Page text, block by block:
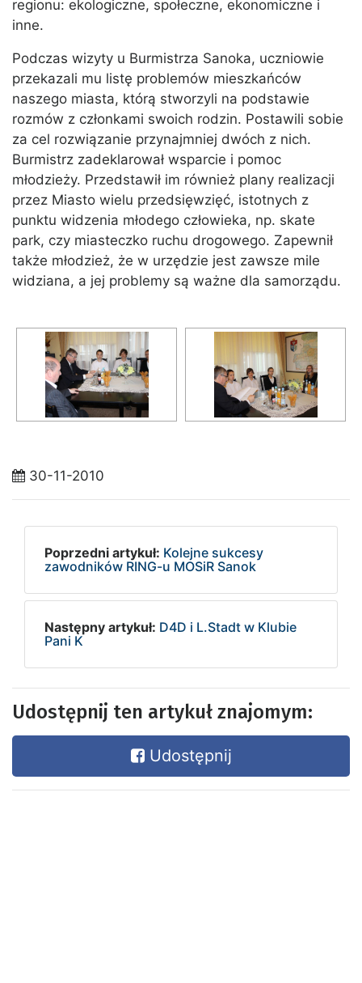
regionu: ekologiczne, społeczne, ekonomiczne i
inne.
Podczas wizyty u Burmistrza Sanoka, uczniowie
przekazali mu listę problemów mieszkańców
naszego miasta, którą stworzyli na podstawie
rozmów z członkami swoich rodzin. Postawili sobie
za cel rozwiązanie przynajmniej dwóch z nich.
Burmistrz zadeklarował wsparcie i pomoc
młodzieży. Przedstawił im również plany realizacji
przez Miasto wielu przedsięwzięć, istotnych z
punktu widzenia młodego człowieka, np. skate
park, czy miasteczko ruchu drogowego. Zapewnił
także młodzież, że w urzędzie jest zawsze mile
widziana, a jej problemy są ważne dla samorządu.
30-11-2010
Poprzedni artykuł: Kolejne sukcesy
zawodników RING-u MOSiR Sanok
Następny artykuł: D4D i L.Stadt w Klubie
Pani K
Udostępnij ten artykuł znajomym:
Udostępnij